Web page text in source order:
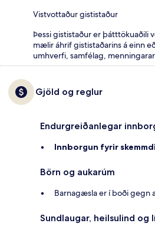
Vistvottaður gististaður
Þessi gististaður er þátttökuaðili
mælir áhrif gististaðarins á einn
umhverfi, samfélag,
Gjöld og reglur
Endurgreiðanlegar
Innborgun fyrir
Börn og aukarúm
Barnagæsla er í boði gegn
Sundlaugar, heilsulind